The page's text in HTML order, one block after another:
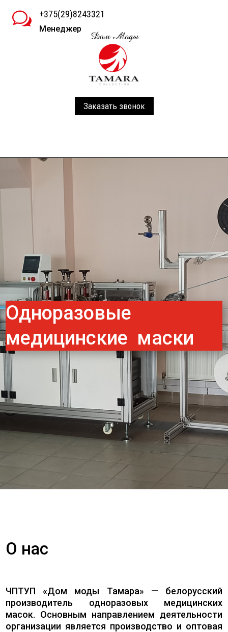
w +375(29)8243321
Менеджер
Заказать звонок
Одноразовые
медицинские маски
О нас
ЧПТУП «Дом моды Тамара» — белорусский
производитель одноразовых медицинских
масок. Основным направлением деятельности
организации является производство и оптовая